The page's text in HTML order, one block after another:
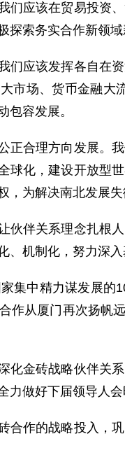
应该在贸易投资、
探索务实合作新领
应该发挥各自在资
市场、货币金融
包容发展。
合理方向发展。我
球化，建设开放型
为解决南北发展
伴关系理念扎根人
机制化，努力深
中精力谋发展的
作从厦门再次扬帆
金砖战略伙伴关系
做好下届领导人
作的战略投入，巩